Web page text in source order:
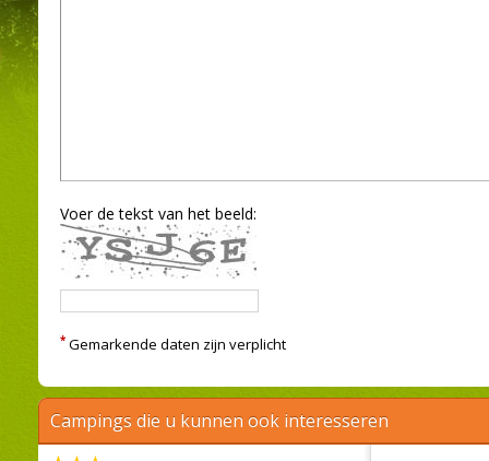
Voer de tekst van het beeld:
* Gemarkende daten zijn verplicht
Campings die u kunnen ook interesseren